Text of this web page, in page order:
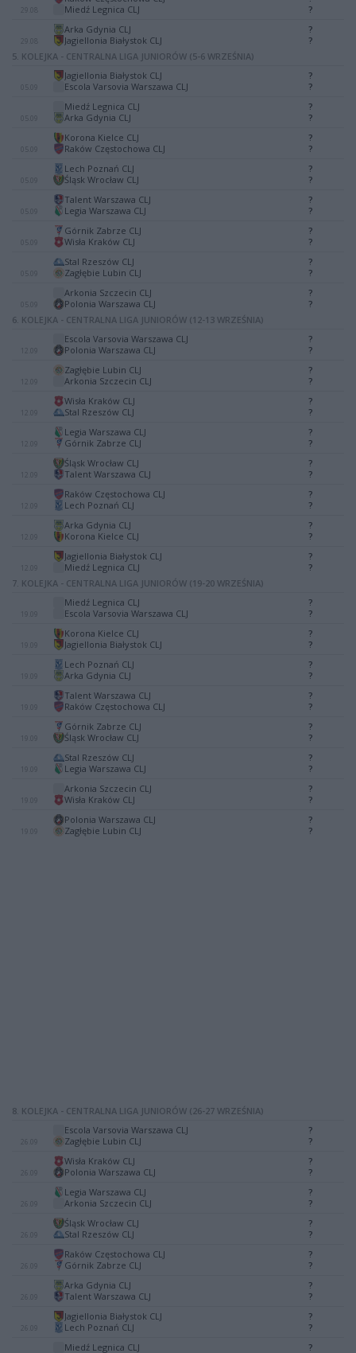
Miedź Legnica CLJ
?
Arka Gdynia CLJ
Jagiellonia Białystok CLJ
?
?
5. KOLEJKA - CENTRALNA LIGA JUNIORÓW (5-6 WRZEŚNIA)
Jagiellonia Białystok CLJ
Escola Varsovia Warszawa CLJ
?
?
Miedź Legnica CLJ
Arka Gdynia CLJ
?
?
Korona Kielce CLJ
Raków Częstochowa CLJ
?
?
Lech Poznań CLJ
Śląsk Wrocław CLJ
?
?
Talent Warszawa CLJ
Legia Warszawa CLJ
?
?
Górnik Zabrze CLJ
Wisła Kraków CLJ
?
?
Stal Rzeszów CLJ
Zagłębie Lubin CLJ
?
?
Arkonia Szczecin CLJ
Polonia Warszawa CLJ
?
?
6. KOLEJKA - CENTRALNA LIGA JUNIORÓW (12-13 WRZEŚNIA)
Escola Varsovia Warszawa CLJ
Polonia Warszawa CLJ
?
?
Zagłębie Lubin CLJ
Arkonia Szczecin CLJ
?
?
Wisła Kraków CLJ
Stal Rzeszów CLJ
?
?
Legia Warszawa CLJ
Górnik Zabrze CLJ
?
?
Śląsk Wrocław CLJ
Talent Warszawa CLJ
?
?
Raków Częstochowa CLJ
Lech Poznań CLJ
?
?
Arka Gdynia CLJ
Korona Kielce CLJ
?
?
Jagiellonia Białystok CLJ
Miedź Legnica CLJ
?
?
7. KOLEJKA - CENTRALNA LIGA JUNIORÓW (19-20 WRZEŚNIA)
Miedź Legnica CLJ
Escola Varsovia Warszawa CLJ
?
?
Korona Kielce CLJ
Jagiellonia Białystok CLJ
?
?
Lech Poznań CLJ
Arka Gdynia CLJ
?
?
Talent Warszawa CLJ
Raków Częstochowa CLJ
?
?
Górnik Zabrze CLJ
Śląsk Wrocław CLJ
?
?
Stal Rzeszów CLJ
Legia Warszawa CLJ
?
?
Arkonia Szczecin CLJ
Wisła Kraków CLJ
?
?
Polonia Warszawa CLJ
Zagłębie Lubin CLJ
?
?
8. KOLEJKA - CENTRALNA LIGA JUNIORÓW (26-27 WRZEŚNIA)
Escola Varsovia Warszawa CLJ
Zagłębie Lubin CLJ
?
?
Wisła Kraków CLJ
Polonia Warszawa CLJ
?
?
Legia Warszawa CLJ
Arkonia Szczecin CLJ
?
?
Śląsk Wrocław CLJ
Stal Rzeszów CLJ
?
?
Raków Częstochowa CLJ
Górnik Zabrze CLJ
?
?
Arka Gdynia CLJ
Talent Warszawa CLJ
?
?
Jagiellonia Białystok CLJ
Lech Poznań CLJ
?
?
Miedź Legnica CLJ
?